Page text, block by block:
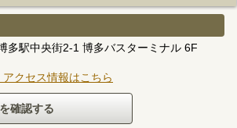
多駅中央街2-1 博多バスターミナル 6F
クセス情報はこちら